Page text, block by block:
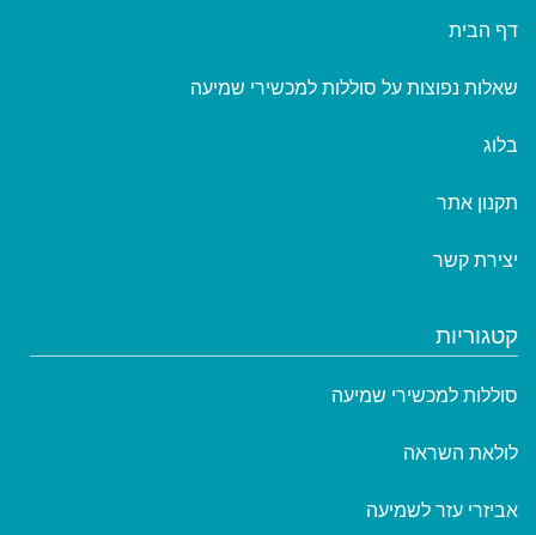
דף הבית
שאלות נפוצות על סוללות למכשירי שמיעה
בלוג
תקנון אתר
יצירת קשר
קטגוריות
סוללות למכשירי שמיעה
לולאת השראה
אביזרי עזר לשמיעה